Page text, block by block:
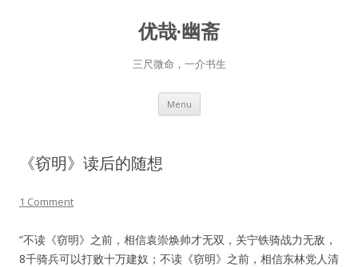
优哉·幽斋
三尺微命，一介书生
Menu Skip
content
《窃明》读后的随想
1 Comment
“不读《窃明》之前，相信袁崇焕帅才无双，关宁铁骑战力无敌，
8千骑兵可以打败十万建奴；不读《窃明》之前，相信东林党人清